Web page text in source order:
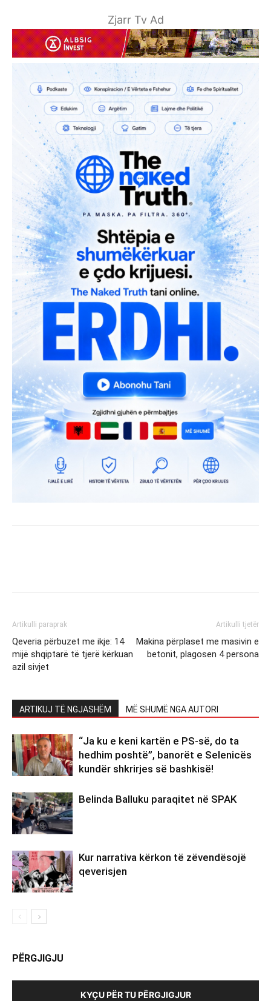
Zjarr Tv Ad
Artikulli paraprak
Qeveria përbuzet me ikje: 14
mijë shqiptarë të tjerë kërkuan
azil sivjet
Artikulli tjetër
Makina përplaset me masivin e
betonit, plagosen 4 persona
ARTIKUJ TË NGJASHËM MË SHUMË NGA AUTORI
“Ja ku e keni kartën e PS-së, do ta
hedhim poshtë”, banorët e Selenicës
kundër shkrirjes së bashkisë!
Belinda Balluku paraqitet në SPAK
Kur narrativa kërkon të zëvendësojë
qeverisjen
PËRGJIGJU
KYÇU PËR TU PËRGJIGJUR